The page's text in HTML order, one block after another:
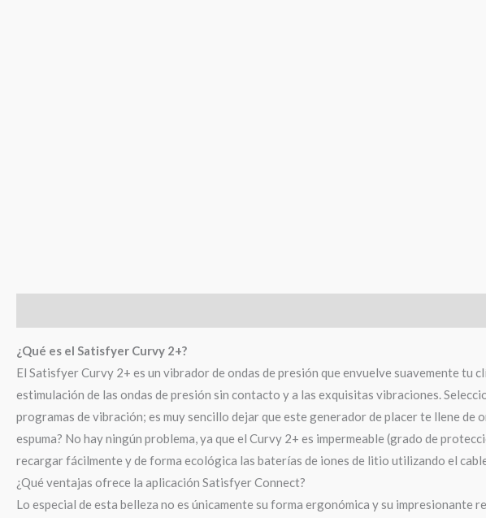
¿Qué es el Satisfyer Curvy 2+?
El Satisfyer Curvy 2+ es un vibrador de ondas de presión que envuelve suavemente
estimulación de las ondas de presión sin contacto y a las exquisitas vibraciones.
programas de vibración; es muy sencillo dejar que este generador de placer te llene
espuma? No hay ningún problema, ya que el Curvy 2+ es impermeable (grado de
recargar fácilmente y de forma ecológica las baterías de iones de litio utilizando el
¿Qué ventajas ofrece la aplicación Satisfyer Connect?
Lo especial de esta belleza no es únicamente su forma ergonómica y su